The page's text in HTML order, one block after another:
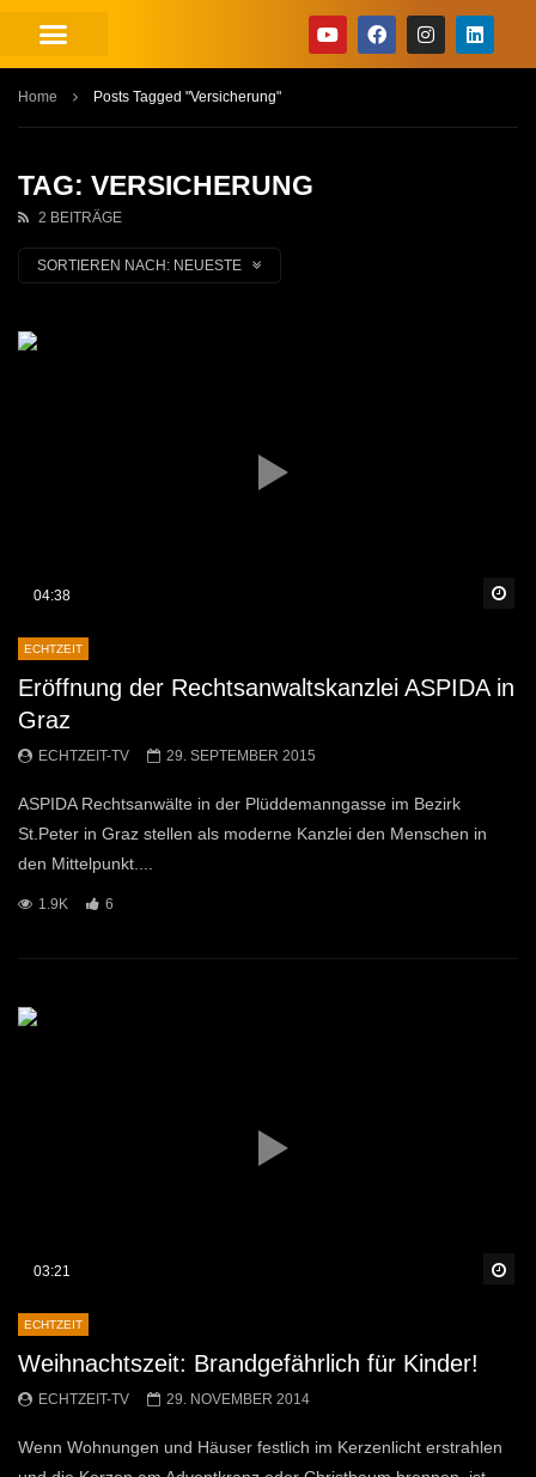
Home Posts Tagged "Versicherung"
TAG: VERSICHERUNG
2 BEITRÄGE
SORTIEREN NACH: NEUESTE
04:38
ECHTZEIT
Eröffnung der Rechtsanwaltskanzlei ASPIDA in
Graz
ECHTZEIT-TV 29. SEPTEMBER 2015
ASPIDA Rechtsanwälte in der Plüddemanngasse im Bezirk
St.Peter in Graz stellen als moderne Kanzlei den Menschen in
den Mittelpunkt....
1.9K 6
03:21
ECHTZEIT
Weihnachtszeit: Brandgefährlich für Kinder!
ECHTZEIT-TV 29. NOVEMBER 2014
Wenn Wohnungen und Häuser festlich im Kerzenlicht erstrahlen